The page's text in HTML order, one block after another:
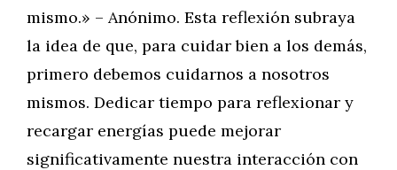
mismo.» – Anónimo. Esta reflexión subraya
la idea de que, para cuidar bien a los demás,
primero debemos cuidarnos a nosotros
mismos. Dedicar tiempo para reflexionar y
recargar energías puede mejorar
significativamente nuestra interacción con